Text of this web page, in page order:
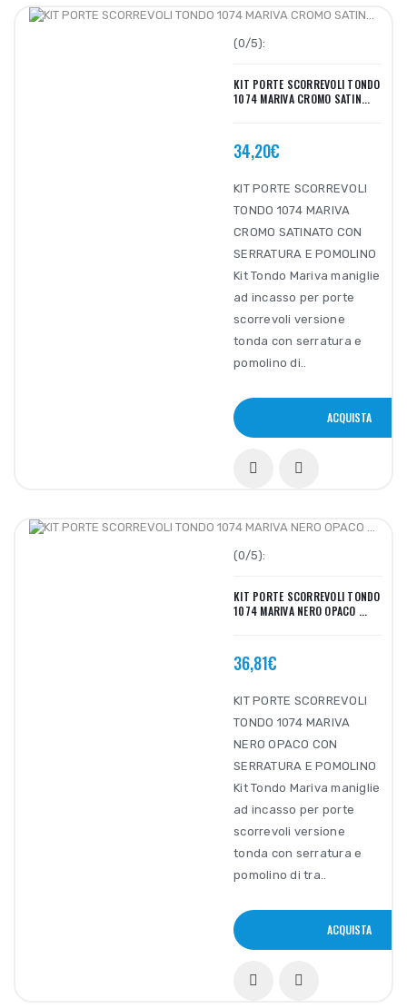
(0/5):
KIT PORTE SCORREVOLI TONDO
1074 MARIVA CROMO SATIN...
34,20€
KIT PORTE SCORREVOLI
TONDO 1074 MARIVA
CROMO SATINATO CON
SERRATURA E POMOLINO
Kit Tondo Mariva maniglie
ad incasso per porte
scorrevoli versione
tonda con serratura e
pomolino di..
ACQUISTA
(0/5):
KIT PORTE SCORREVOLI TONDO
1074 MARIVA NERO OPACO ...
36,81€
KIT PORTE SCORREVOLI
TONDO 1074 MARIVA
NERO OPACO CON
SERRATURA E POMOLINO
Kit Tondo Mariva maniglie
ad incasso per porte
scorrevoli versione
tonda con serratura e
pomolino di tra..
ACQUISTA